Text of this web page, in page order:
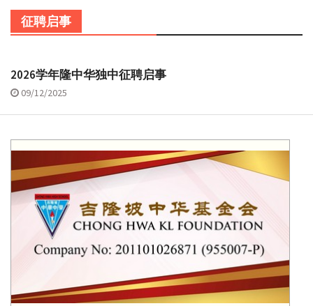
征聘启事
2026学年隆中华独中征聘启事
09/12/2025